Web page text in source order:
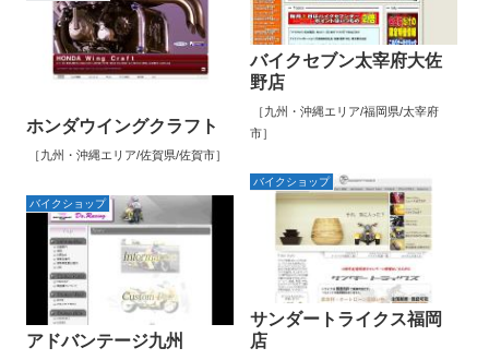
バイクセブン太宰府大佐
野店
［九州・沖縄エリア/福岡県/太宰府
市］
ホンダウイングクラフト
［九州・沖縄エリア/佐賀県/佐賀市］
バイクショップ
サンダートライクス福岡
店
バイクショップ
アドバンテージ九州